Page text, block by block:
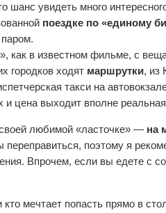
шанс увидеть много
поездке по «единому
как в известном фильме, с
городков ходят маршрутки, из
такси на
и цена выходит вполне
любимой «ласточке» — на
переправиться, поэтому я
Впрочем, если вы едете с
кто мечтает попасть прямо в